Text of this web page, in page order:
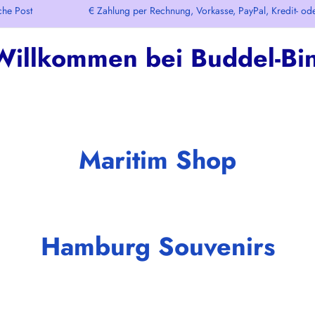
Post € Zahlung per Rechnung, Vorkasse, PayPal, Kredit- oder
bei Buddel-
Maritim Shop
Hamburg Souvenirs